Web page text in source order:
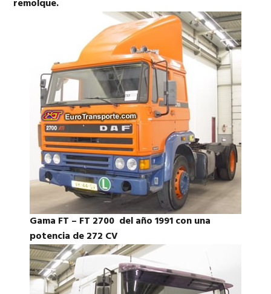
remolque.
Gama FT – FT 2700 del año 1991 con una
potencia de 272 CV